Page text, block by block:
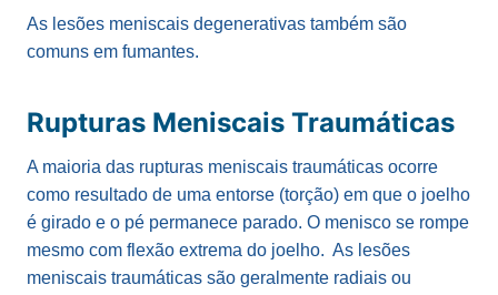
As lesões meniscais degenerativas também são
comuns em fumantes.
Rupturas Meniscais Traumáticas
A maioria das rupturas meniscais traumáticas ocorre
como resultado de uma entorse (torção) em que o joelho
é girado e o pé permanece parado. O menisco se rompe
mesmo com flexão extrema do joelho. As lesões
meniscais traumáticas são geralmente radiais ou